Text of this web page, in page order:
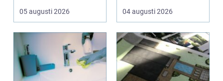
05 augusti 2026
taken för stora
temperatu...
04 augusti 2026